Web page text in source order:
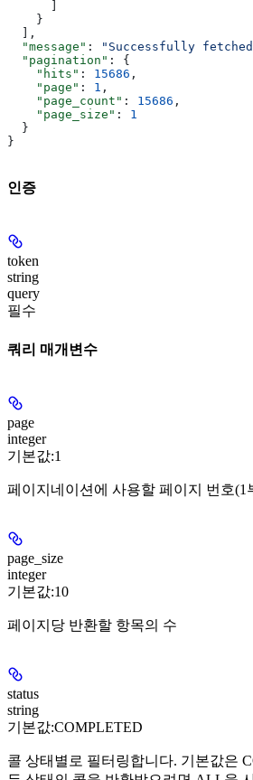
    }
  ],
  "message"
: "Successfully
  "pagination"
: {
    "hits"
: 15686 ,
    "page"
: 1 ,
    "page_count"
: 15686 ,
    "page_size"
: 1
  }
}
인증
token
string
query
필수
쿼리 매개변수
page
integer
기본값:1
페이지네이션에 사용할 페이지 번호(1
page_size
integer
기본값:10
페이지당 반환할 항목의 수
status
string
기본값:COMPLETED
콜 상태별로 필터링합니다. 기본값은